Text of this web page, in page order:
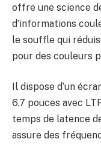
offre une science
d’informations
le souffle qui
pour des couleurs
Il dispose d’un
6,7 pouces avec
temps de latence
assure des